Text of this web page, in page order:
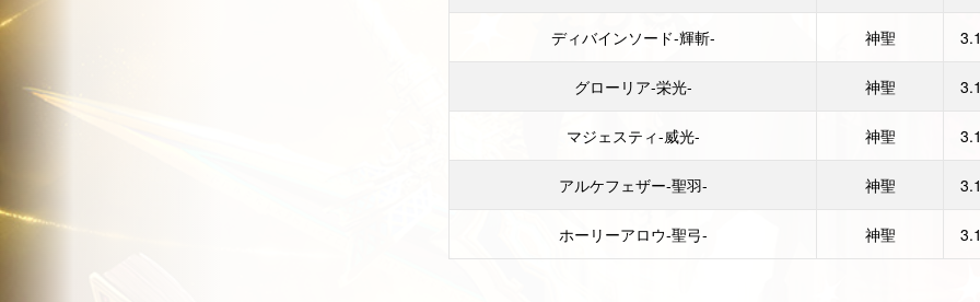
ディバインソード-輝斬- 神聖
グローリア-栄光- 神聖
マジェスティ-威光- 神聖
アルケフェザー-聖羽- 神聖
ホーリーアロウ-聖弓- 神聖